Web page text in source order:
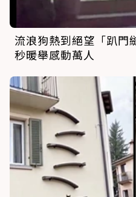
流浪狗熱到絕望「趴
秒暖舉感動萬人